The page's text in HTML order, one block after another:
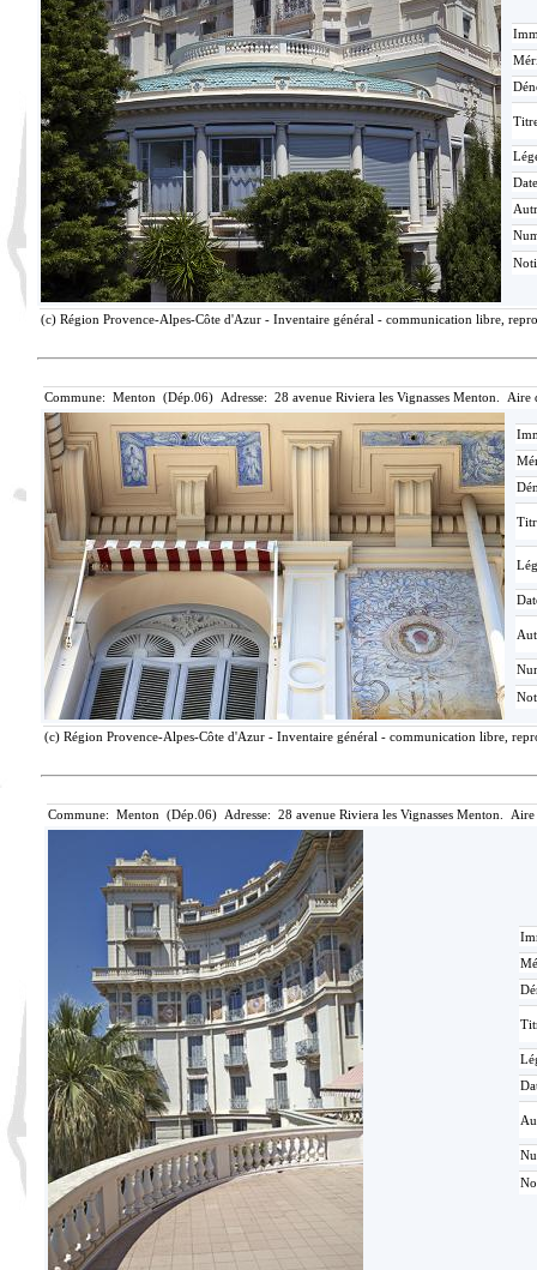
Autr
(c) Région Provence-Alpes-Côte d'Azur - Inventaire général - communication libre,
Commune: Menton (Dép.06) Adresse: 28 avenue Riviera les Vignasses Menton.
(c) Région Provence-Alpes-Côte d'Azur - Inventaire général - communication libre,
Commune: Menton (Dép.06) Adresse: 28 avenue Riviera les Vignasses Menton.